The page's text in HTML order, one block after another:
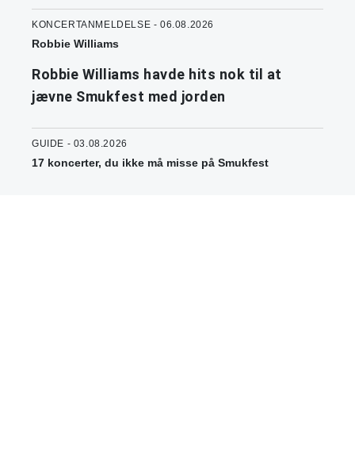
KONCERTANMELDELSE - 06.08.2026
Robbie Williams
Robbie Williams havde hits nok til at
jævne Smukfest med jorden
GUIDE - 03.08.2026
17 koncerter, du ikke må misse på Smukfest